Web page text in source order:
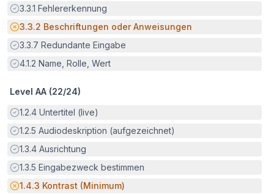
Erfüllt:
3.3.1 Fehlererkennung
Potenzielle Barriere:
3.3.2 Beschriftungen oder Anweisungen
Erfüllt:
3.3.7 Redundante Eingabe
Erfüllt:
4.1.2 Name, Rolle, Wert
Level AA (22/24)
Erfüllt:
1.2.4 Untertitel (live)
Erfüllt:
1.2.5 Audiodeskription (aufgezeichnet)
Erfüllt:
1.3.4 Ausrichtung
Erfüllt:
1.3.5 Eingabezweck bestimmen
Potenzielle Barriere:
1.4.3 Kontrast (Minimum)